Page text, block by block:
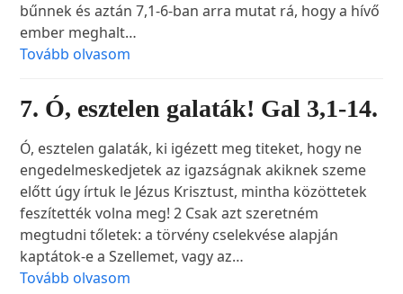
bűnnek és aztán 7,1-6-ban arra mutat rá, hogy a hívő
ember meghalt…
Tovább olvasom
7. Ó, esztelen galaták! Gal 3,1-14.
Ó, esztelen galaták, ki igézett meg titeket, hogy ne
engedelmeskedjetek az igazságnak akiknek szeme
előtt úgy írtuk le Jézus Krisztust, mintha közöttetek
feszítették volna meg! 2 Csak azt szeretném
megtudni tőletek: a törvény cselekvése alapján
kaptátok-e a Szellemet, vagy az…
Tovább olvasom